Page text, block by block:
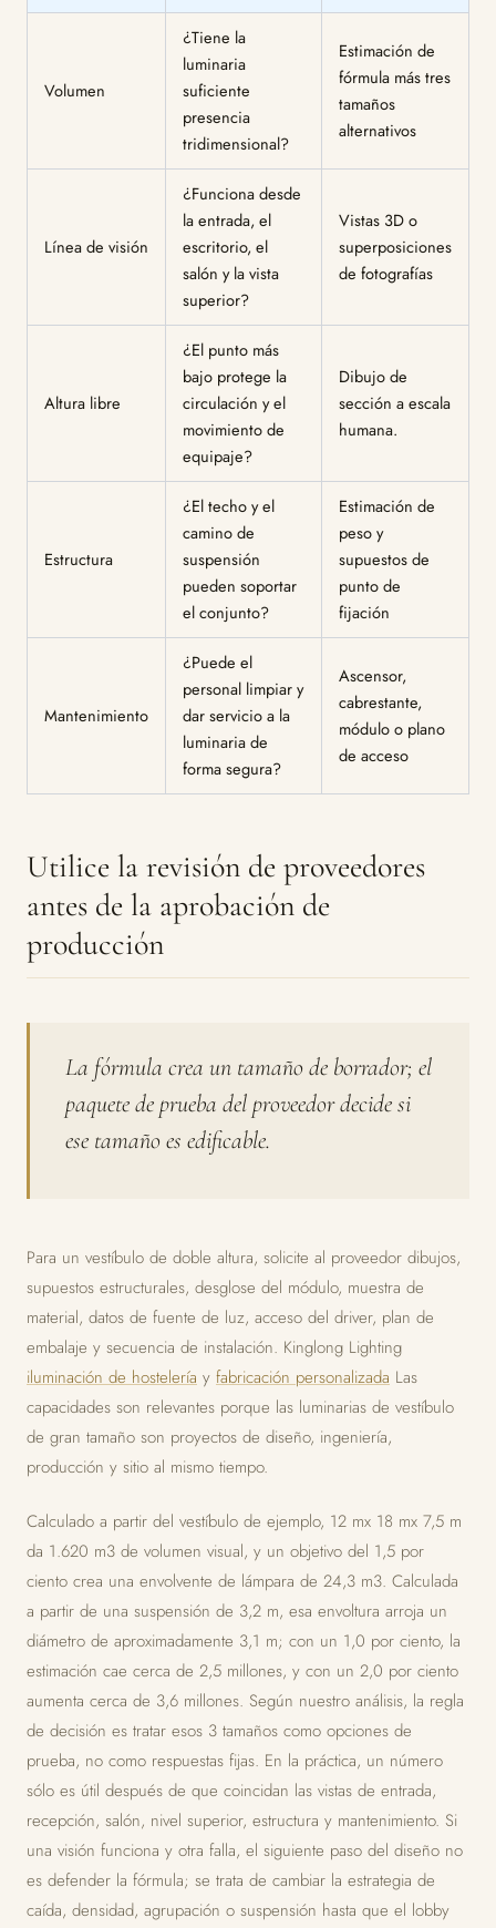
Volumen
¿Tiene la
luminaria
suficiente
presencia
tridimensional?
Estimación de
fórmula más tres
tamaños
alternativos
Línea de visión
¿Funciona desde
la entrada, el
escritorio, el
salón y la vista
superior?
Vistas 3D o
superposiciones
de fotografías
Altura libre
¿El punto más
bajo protege la
circulación y el
movimiento de
equipaje?
Dibujo de
sección a escala
humana.
Estructura
¿El techo y el
camino de
suspensión
pueden soportar
el conjunto?
Estimación de
peso y
supuestos de
punto de
fijación
Mantenimiento
¿Puede el
personal limpiar y
dar servicio a la
luminaria de
forma segura?
Ascensor,
cabrestante,
módulo o plano
de acceso
Utilice la revisión de proveedores
antes de la aprobación de
producción
La fórmula crea un tamaño de borrador; el
paquete de prueba del proveedor decide si
ese tamaño es edificable.
Para un vestíbulo de doble altura, solicite al proveedor dibujos,
supuestos estructurales, desglose del módulo, muestra de
material, datos de fuente de luz, acceso del driver, plan de
embalaje y secuencia de instalación. Kinglong Lighting
iluminación de hostelería y fabricación personalizada Las
capacidades son relevantes porque las luminarias de vestíbulo
de gran tamaño son proyectos de diseño, ingeniería,
producción y sitio al mismo tiempo.
Calculado a partir del vestíbulo de ejemplo, 12 mx 18 mx 7,5 m
da 1.620 m3 de volumen visual, y un objetivo del 1,5 por
ciento crea una envolvente de lámpara de 24,3 m3. Calculada
a partir de una suspensión de 3,2 m, esa envoltura arroja un
diámetro de aproximadamente 3,1 m; con un 1,0 por ciento, la
estimación cae cerca de 2,5 millones, y con un 2,0 por ciento
aumenta cerca de 3,6 millones. Según nuestro análisis, la regla
de decisión es tratar esos 3 tamaños como opciones de
prueba, no como respuestas fijas. En la práctica, un número
sólo es útil después de que coincidan las vistas de entrada,
recepción, salón, nivel superior, estructura y mantenimiento. Si
una visión funciona y otra falla, el siguiente paso del diseño no
es defender la fórmula; se trata de cambiar la estrategia de
caída, densidad, agrupación o suspensión hasta que el lobby